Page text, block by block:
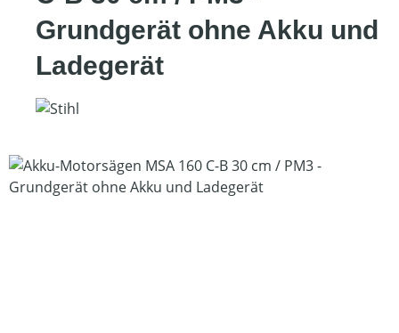
Grundgerät ohne Akku und
Ladegerät
Bildergalerie überspringen